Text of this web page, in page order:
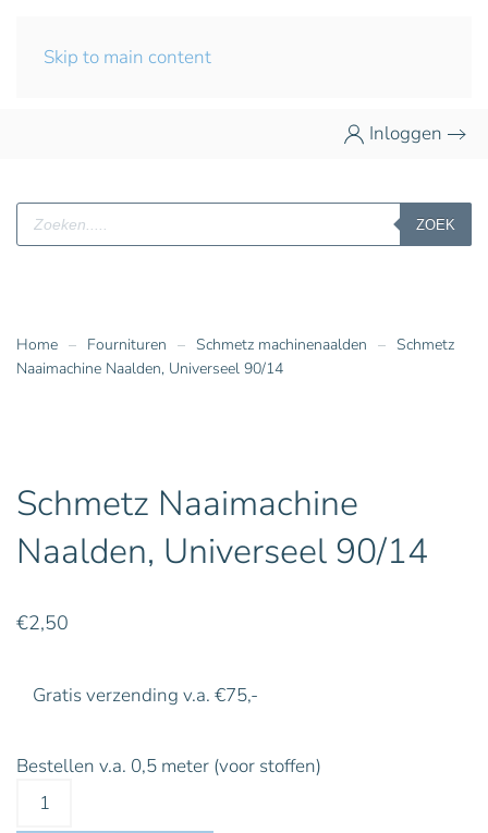
Skip to main content
Inloggen
Producten
zoeken
ZOEK
Home Fournituren Schmetz machinenaalden
Schmetz
Naaimachine Naalden, Universeel 90/14
Schmetz Naaimachine
Naalden, Universeel 90/14
€2,50
Gratis verzending v.a. €75,-
Bestellen v.a. 0,5 meter (voor stoffen)